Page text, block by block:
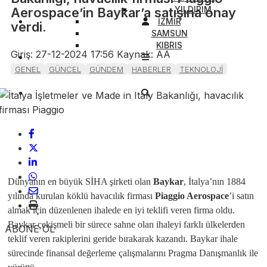
YILDIRIM
İZMİR
SAMSUN
KIBRIS
Aerospace’in Baykar’a satışına onay
verdi.
Giriş: 27-12-2024 17:56 Kaynak: AA
GENEL GÜNCEL GÜNDEM HABERLER TEKNOLOJİ
ABONE OL
Dünyanın en büyük SİHA şirketi olan Baykar, İtalya’nın 1884
yılında kurulan köklü havacılık firması Piaggio Aerospace’i satın
almak için düzenlenen ihalede en iyi teklifi veren firma oldu.
Baykar çekişmeli bir sürece sahne olan ihaleyi farklı ülkelerden
teklif veren rakiplerini geride bırakarak kazandı. Baykar ihale
sürecinde finansal değerleme çalışmalarını Pragma Danışmanlık ile